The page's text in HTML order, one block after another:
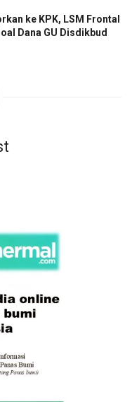
ke KPK, LSM Frontal
Dana GU Disdikbud